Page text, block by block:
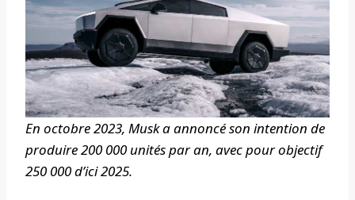
En octobre 2023, Musk a annoncé son intention de
produire 200 000 unités par an, avec pour objectif
250 000 d’ici 2025.